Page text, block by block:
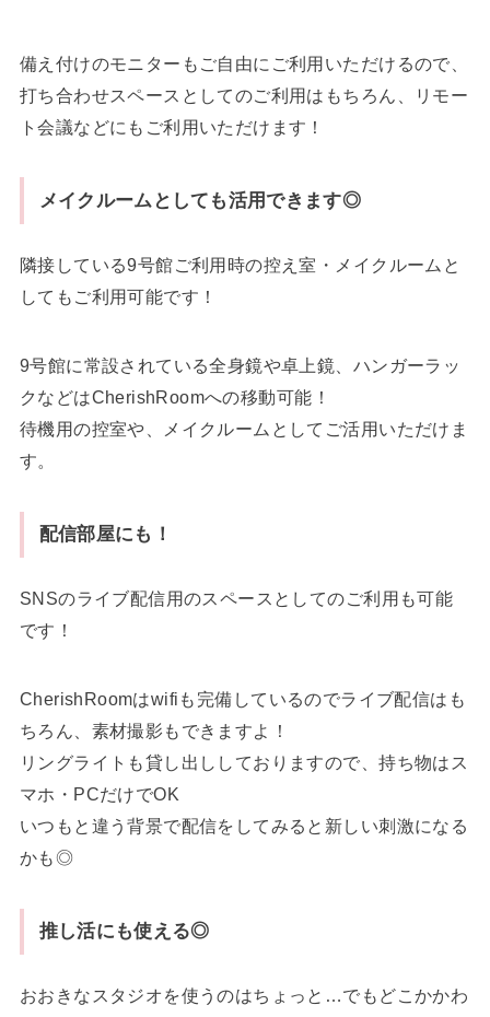
備え付けのモニターもご自由にご利用いただけるので、
打ち合わせスペースとしてのご利用はもちろん、リモー
ト会議などにもご利用いただけます！
メイクルームとしても活用できます◎
隣接している9号館ご利用時の控え室・メイクルームと
してもご利用可能です！
9号館に常設されている全身鏡や卓上鏡、ハンガーラッ
クなどはCherishRoomへの移動可能！
待機用の控室や、メイクルームとしてご活用いただけま
す。
配信部屋にも！
SNSのライブ配信用のスペースとしてのご利用も可能
です！
CherishRoomはwifiも完備しているのでライブ配信はも
ちろん、素材撮影もできますよ！
リングライトも貸し出ししておりますので、持ち物はス
マホ・PCだけでOK
いつもと違う背景で配信をしてみると新しい刺激になる
かも◎
推し活にも使える◎
おおきなスタジオを使うのはちょっと…でもどこかかわ